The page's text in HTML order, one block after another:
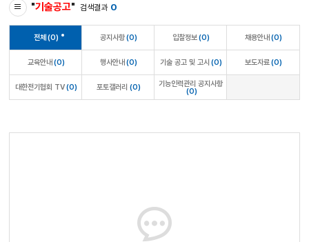
"기술공고" 검색결과 0
전체 (0) 공지사항 (0) 입찰정보 (0) 채용안내 (0)
교육안내 (0) 행사안내 (0) 기술 공고 및 고시 (0) 보도자료 (0)
대한전기협회 TV (0) 포토갤러리 (0)
기능인력관리 공지사항
(0)